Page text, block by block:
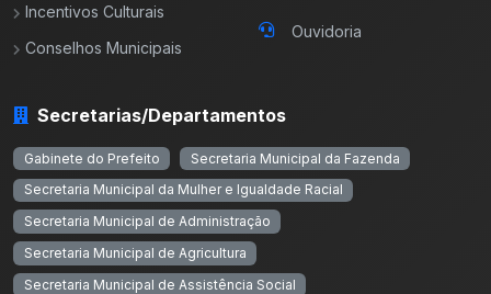
Incentivos Culturais
Conselhos Municipais
Ouvidoria
Secretarias/Departamentos
Gabinete do Prefeito
Secretaria Municipal da Fazenda
Secretaria Municipal da Mulher e Igualdade Racial
Secretaria Municipal de Administração
Secretaria Municipal de Agricultura
Secretaria Municipal de Assistência Social